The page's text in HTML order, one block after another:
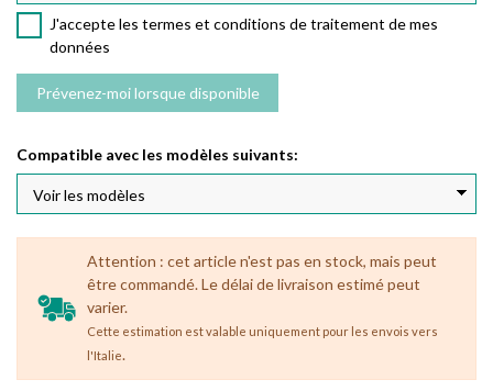
J'accepte les termes et conditions de traitement de mes
données
Compatible avec les modèles suivants:
Attention : cet article n'est pas en stock, mais peut
être commandé. Le délai de livraison estimé peut
varier.
Cette estimation est valable uniquement pour les envois vers
l'Italie.